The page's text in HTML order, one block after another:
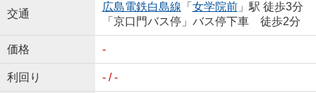
交通
広島電鉄白島線 「 女学院前」駅 徒歩3分
「京口門バス停」バス停下車 徒歩2分
価格 -
利回り - / -